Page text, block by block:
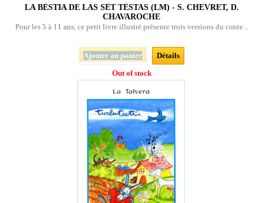
LA BÈSTIA DE LAS SÈT TÈSTAS (LM) - S. CHEVRET, D.
CHAVAROCHE
Pour les 5 à 11 ans, ce petit livre illustré présente trois versions du conte...
Ajouter au panier
Détails
Out of stock